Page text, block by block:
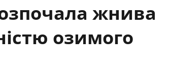
жнива
озимого